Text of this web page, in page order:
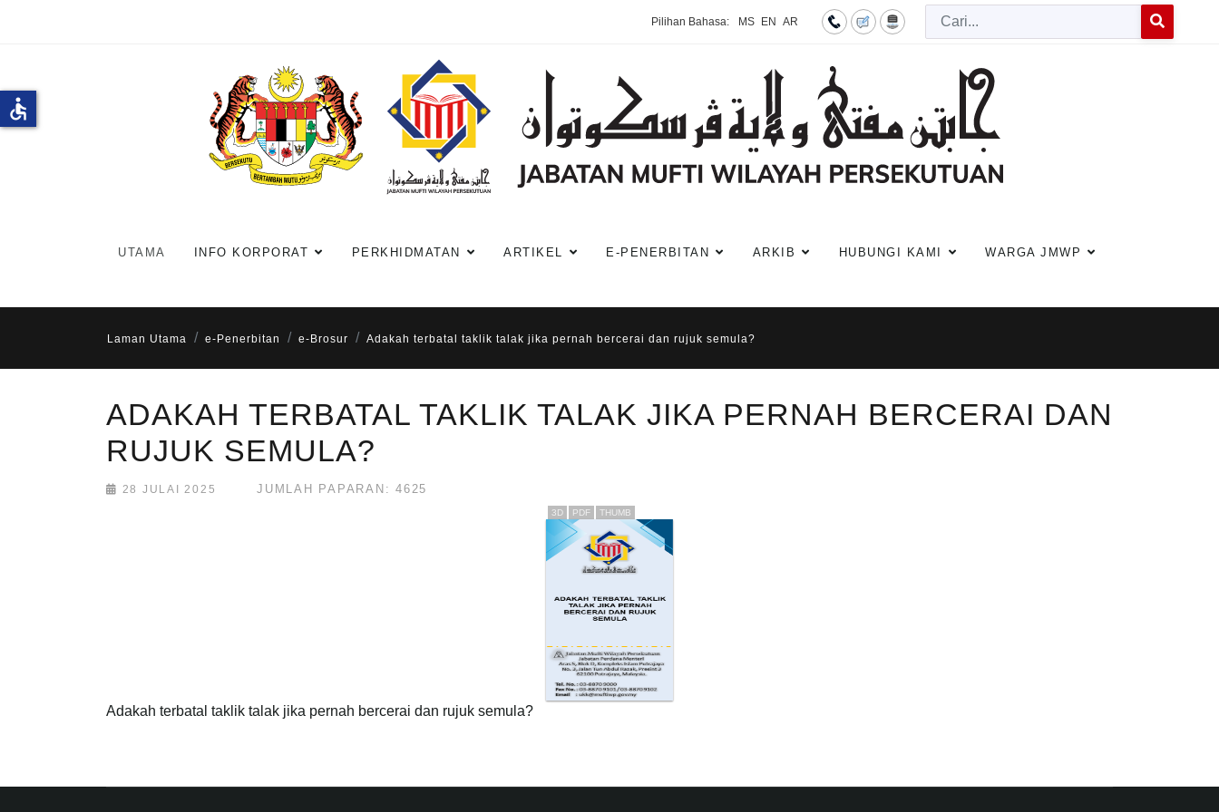
Pilihan Bahasa: MS EN AR
Cari
UTAMA INFO KORPORAT PERKHIDMATAN ARTIKEL E-PENERBITAN ARKIB HUBUNGI KAMI WARGA JMWP
Laman Utama e-Penerbitan e-Brosur Adakah terbatal taklik talak jika pernah bercerai dan rujuk semula?
ADAKAH TERBATAL TAKLIK TALAK JIKA PERNAH BERCERAI DAN
RUJUK SEMULA?
28 JULAI 2025 JUMLAH PAPARAN: 4625
3D PDF THUMB
Adakah terbatal taklik talak jika pernah bercerai dan rujuk semula?
accessible